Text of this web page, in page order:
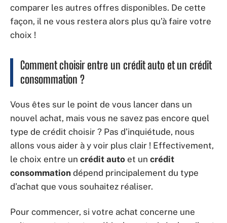
comparer les autres offres disponibles. De cette
façon, il ne vous restera alors plus qu’à faire votre
choix !
Comment choisir entre un crédit auto et un crédit
consommation ?
Vous êtes sur le point de vous lancer dans un
nouvel achat, mais vous ne savez pas encore quel
type de crédit choisir ? Pas d’inquiétude, nous
allons vous aider à y voir plus clair ! Effectivement,
le choix entre un crédit auto et un crédit
consommation dépend principalement du type
d’achat que vous souhaitez réaliser.
Pour commencer, si votre achat concerne une